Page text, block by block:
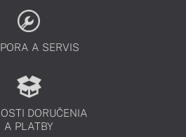
A SERVIS
DORUČENIA
A PLATBY